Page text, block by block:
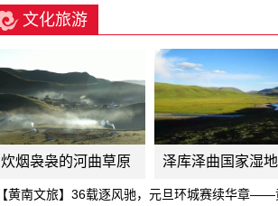
文化旅游
炊烟袅袅的河曲草原 泽库泽曲国家湿
【黄南文旅】36载逐风驰，元旦环城赛续华章——